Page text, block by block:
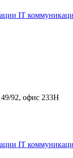
49/92, офис 233Н